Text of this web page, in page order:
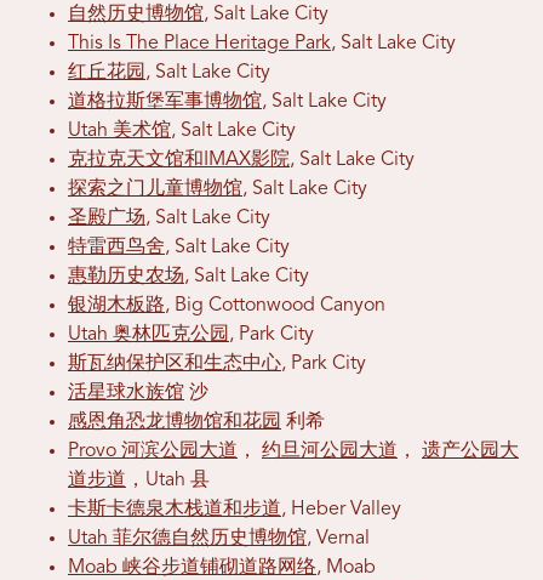
自然历史博物馆, Salt Lake City
This Is The Place Heritage Park, Salt Lake City
红丘花园 , Salt Lake City
道格拉斯堡军事博物馆, Salt Lake City
Utah 美术馆, Salt Lake City
克拉克天文馆和IMAX影院, Salt Lake City
探索之门儿童博物馆, Salt Lake City
圣殿广场, Salt Lake City
特雷西鸟舍, Salt Lake City
惠勒历史农场, Salt Lake City
银湖木板路, Big Cottonwood Canyon
Utah 奥林匹克公园 , Park City
斯瓦纳保护区和生态中心, Park City
活星球水族馆 沙
感恩角恐龙博物馆和花园 利希
Provo 河滨公园大道 ， 约旦河公园大道 ， 遗产公园大
道步道 ，Utah 县
卡斯卡德泉木栈道和步道, Heber Valley
Utah 菲尔德自然历史博物馆, Vernal
Moab 峡谷步道铺砌道路网络, Moab